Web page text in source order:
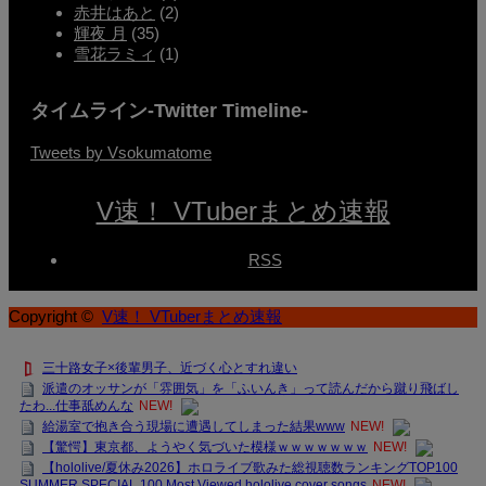
赤井はあと (2)
輝夜 月 (35)
雪花ラミィ (1)
タイムライン-Twitter Timeline-
Tweets by Vsokumatome
V速！ VTuberまとめ速報
RSS
Copyright © V速！ VTuberまとめ速報
三十路女子×後輩男子、近づく心とすれ違い
派遣のオッサンが「雰囲気」を「ふいんき」って読んだから蹴り飛ばし
たわ...仕事舐めんな NEW!
給湯室で抱き合う現場に遭遇してしまった結果www NEW!
【驚愕】東京都、ようやく気づいた模様ｗｗｗｗｗｗｗ NEW!
【hololive/夏休み2026】ホロライブ歌みた総視聴数ランキングTOP100